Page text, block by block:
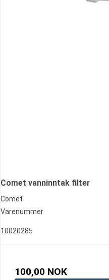
Comet vanninntak filter
Comet
Varenummer
10020285
100,00 NOK